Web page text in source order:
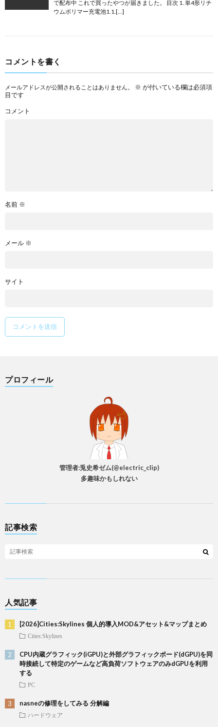
で配布中 これで買ったやつが届きました。 目次 1. 単4形リチ
ウムポリマー充電池1.1.[…]
コメントを書く
メールアドレスが公開されることはありません。 ※ が付いている欄は必須項
目です
コメント
名前 ※
メール ※
サイト
プロフィール
管理者:兎史希ゼム(@electric_clip)
多趣味かもしれない
記事検索
人気記事
[2026]Cities:Skylines 個人的導入MOD&アセット&マップまとめ
Cities:Skylines
CPU内蔵グラフィック(iGPU)と外部グラフィックボード(dGPU)を同
時接続して特定のゲームなど高負荷ソフトウェアのみdGPUを利用
する
PC
nasneの修理をしてみる 分解編
ハードウェア